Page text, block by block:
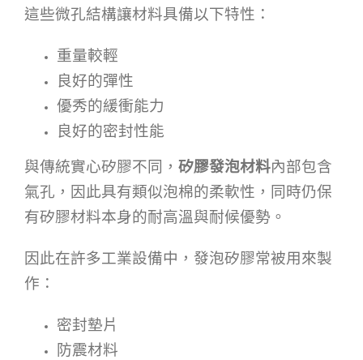
這些微孔結構讓材料具備以下特性：
重量較輕
良好的彈性
優秀的緩衝能力
良好的密封性能
與傳統實心矽膠不同， 矽膠發泡材料內部包含
氣孔，因此具有類似泡棉的柔軟性，同時仍保
有矽膠材料本身的耐高溫與耐候優勢。
因此在許多工業設備中，發泡矽膠常被用來製
作：
密封墊片
防震材料